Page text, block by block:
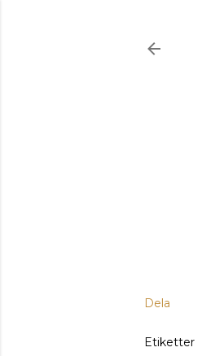
Dela
Etiketter